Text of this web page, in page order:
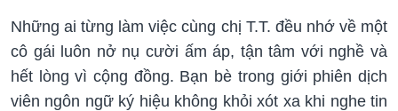
Những ai từng làm việc cùng chị T.T. đều nhớ về một
cô gái luôn nở nụ cười ấm áp, tận tâm với nghề và
hết lòng vì cộng đồng. Bạn bè trong giới phiên dịch
viên ngôn ngữ ký hiệu không khỏi xót xa khi nghe tin